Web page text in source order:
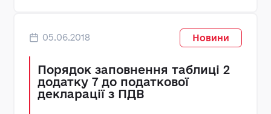
05.06.2018 Новини
Порядок заповнення таблиці 2
додатку 7 до податкової
декларації з ПДВ